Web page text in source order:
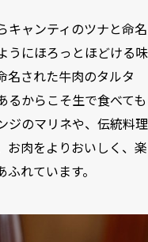
キャンティのツナと命名
うにほろっとほどける味
名された牛肉のタルタ
るからこそ生で食べても
ジのマリネや、伝統料理
お肉をよりおいしく、楽
れています。